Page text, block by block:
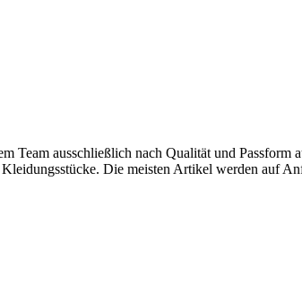
Team ausschließlich nach Qualität und
Die meisten Artikel werden auf